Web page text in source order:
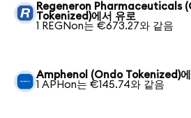
Regeneron Pharmaceuticals
Tokenized)에서 유로
1 REGNon는 €673.27와 같음
Amphenol (Ondo Tokenized)에
1 APHon는 €145.74와 같음